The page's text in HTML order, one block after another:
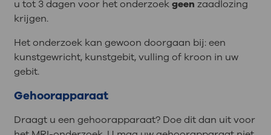
u tot 3 dagen voor het onderzoekgeen zaadlozing
krijgen.
Het onderzoek kan gewoon doorgaan bij: een
kunstgewricht, kunstgebit, vulling of kroon in uw
gebit.
Gehoorapparaat
Draagt u een gehoorapparaat? Doe dit dan uit voor